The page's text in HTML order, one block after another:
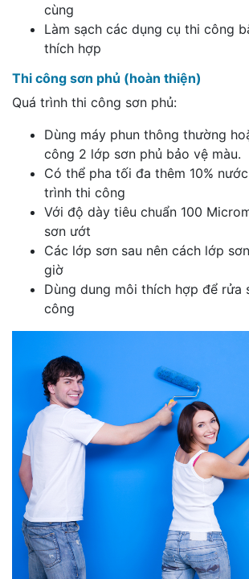
cùng
Làm sạch các dụng cụ thi công
thích hợp
Thi công sơn phủ (hoàn thiện)
Quá trình thi công sơn phủ:
Dùng máy phun thông thường
công 2 lớp sơn phủ bảo vệ màu.
Có thể pha tối đa thêm 10%
trình thi công
Với độ dày tiêu chuẩn 100
sơn ướt
Các lớp sơn sau nên cách lớp
giờ
Dùng dung môi thích hợp để rửa
công